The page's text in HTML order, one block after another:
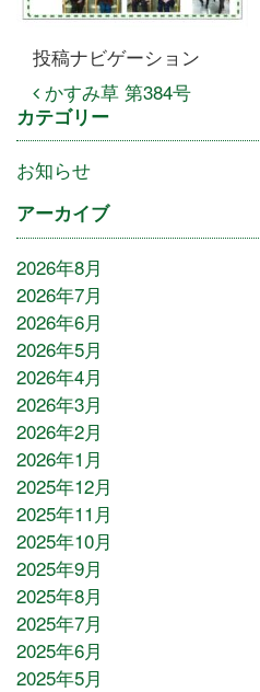
投稿ナビゲーション
かすみ草 第384号
カテゴリー
お知らせ
アーカイブ
2026年8月
2026年7月
2026年6月
2026年5月
2026年4月
2026年3月
2026年2月
2026年1月
2025年12月
2025年11月
2025年10月
2025年9月
2025年8月
2025年7月
2025年6月
2025年5月